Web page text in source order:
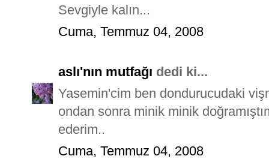
Sevgiyle kalın...
Cuma, Temmuz 04, 2008
aslı'nın mutfağı dedi ki...
Yasemin'cim ben dondurucudaki
ondan sonra minik minik
ederim..
Cuma, Temmuz 04, 2008